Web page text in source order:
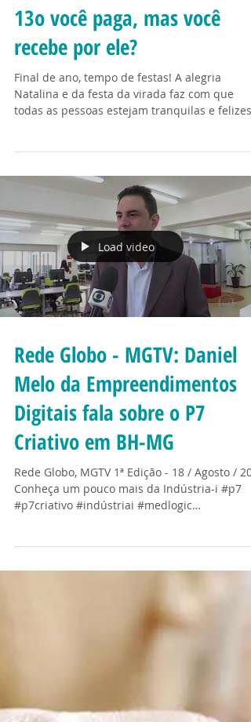
13o você paga, mas você
recebe por ele?
Final de ano, tempo de festas! A alegria
Natalina e da festa da virada faz com que
todas as pessoas estejam tranquilas e
Será...
Load video
Rede Globo - MGTV: Daniel
Melo da Empreendimentos
Digitais fala sobre o P7
Criativo em BH-MG
Rede Globo, MGTV 1ª Edição - 18 / Agosto /
#p7criativo #indústriai #medlogic